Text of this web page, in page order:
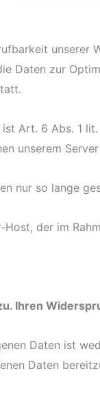
unserer
Daten zur
Art. 6 Abs. 1
unserem
nur so lange
der im
Ihren
Daten ist
Daten